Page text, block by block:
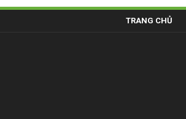
TRANG CHỦ